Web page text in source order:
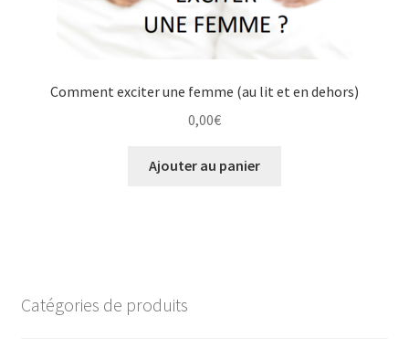
Comment exciter une femme (au lit et en dehors)
0,00€
Ajouter au panier
Catégories de produits